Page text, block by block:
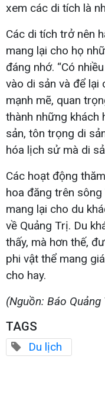
xem các di tích là
Các di tích trở nên
mang lại cho họ
đáng nhớ. “Có
vào di sản và để lại
mạnh mẽ, quan
thành những khách
sản, tôn trọng di
hóa lịch sử mà di
Các hoạt động
hoa đăng trên
mang lại cho du
về Quảng Trị. Du
thấy, mà hơn thế,
phi vật thể mang
cho hay.
(Nguồn: Báo Quảng
TAGS
Du lịch